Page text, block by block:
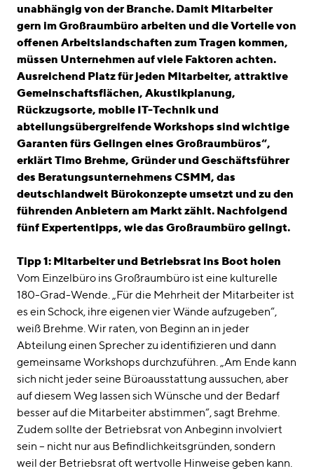
Impressum
Datenschutz
unabhängig von der Branche. Damit Mitarbeiter
gern im Großraumbüro arbeiten und die Vorteile von
offenen Arbeitslandschaften zum Tragen kommen,
müssen Unternehmen auf viele Faktoren achten.
Ausreichend Platz für jeden Mitarbeiter, attraktive
Gemeinschaftsflächen, Akustikplanung,
Rückzugsorte, mobile IT-Technik und
abteilungsübergreifende Workshops sind wichtige
Garanten fürs Gelingen eines Großraumbüros“,
erklärt Timo Brehme, Gründer und Geschäftsführer
des Beratungsunternehmens CSMM, das
deutschlandweit Bürokonzepte umsetzt und zu den
führenden Anbietern am Markt zählt. Nachfolgend
fünf Expertentipps, wie das Großraumbüro gelingt.
Tipp 1: Mitarbeiter und Betriebsrat ins Boot holen
Vom Einzelbüro ins Großraumbüro ist eine kulturelle
180-Grad-Wende. „Für die Mehrheit der Mitarbeiter ist
es ein Schock, ihre eigenen vier Wände aufzugeben“,
weiß Brehme. Wir raten, von Beginn an in jeder
Abteilung einen Sprecher zu identifizieren und dann
gemeinsame Workshops durchzuführen. „Am Ende kann
sich nicht jeder seine Büroausstattung aussuchen, aber
auf diesem Weg lassen sich Wünsche und der Bedarf
besser auf die Mitarbeiter abstimmen“, sagt Brehme.
Zudem sollte der Betriebsrat von Anbeginn involviert
sein – nicht nur aus Befindlichkeitsgründen, sondern
weil der Betriebsrat oft wertvolle Hinweise geben kann.